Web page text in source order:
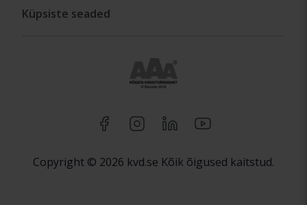
Küpsiste seaded
Copyright © 2026 kvd.se Kõik õigused kaitstud.